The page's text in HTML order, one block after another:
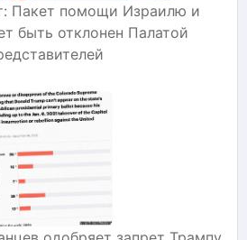
Пакет помощи Израилю и
быть отклонен Палатой